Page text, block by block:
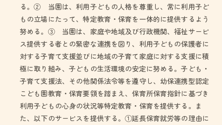
る。② 当園は、利用子どもの人格を尊重し、常に利用子ど
もの立場にたって、特定教育・保育を一体的に提供するよう
努める。③ 当園は、家庭や地域及び行政機関、福祉サービ
ス提供する者との緊密な連携を図り、利用子どもの保護者に
対する子育て支援並びに地域の子育て家庭に対する支援に積
極に取り組み、子どもの生活環境の安定に努める。子ども・
子育て支援法、その他関係法令等を遵守し、幼保連携型認定
こども園教育・保育要領を踏まえ、保育所保育指針に基づき
利用子どもの心身の状況等特定教育・保育を提供する。ま
た、以下のサービスを提供する。①延長保育就労等の理由に